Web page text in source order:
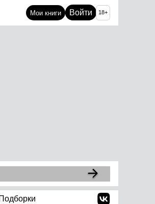
Мои книги Войти 18+
Подборки